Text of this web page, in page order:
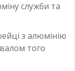
служби та
з алюмінію
того